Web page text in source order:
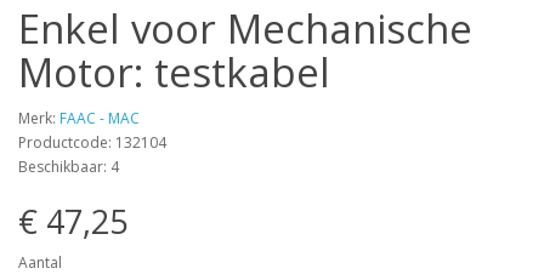
Enkel voor Mechanische
Motor: testkabel
Merk: FAAC - MAC
Productcode: 132104
Beschikbaar: 4
€ 47,25
Aantal